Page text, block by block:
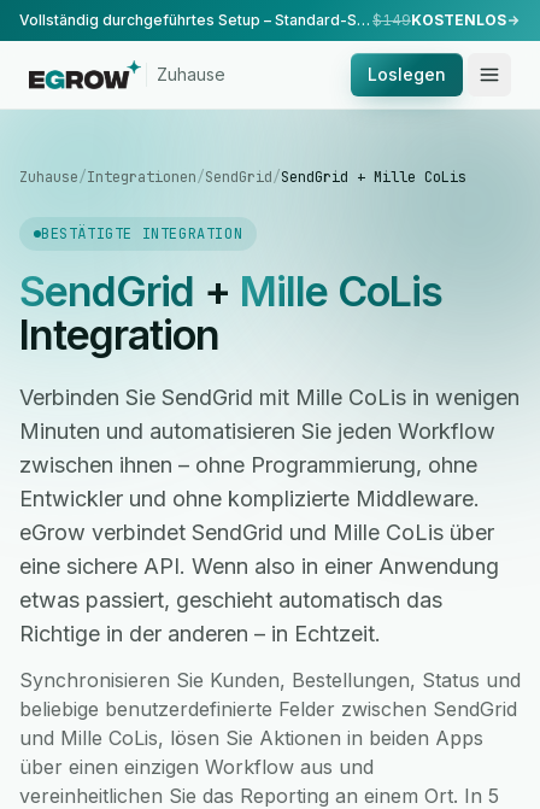
Vollständig durchgeführtes Setup – Standard-Setup, durchgeführt von unserem Team. $149KOSTENLOS
Zuhause Loslegen
Zuhause/Integrationen/SendGrid/SendGrid + Mille CoLis
BESTÄTIGTE INTEGRATION
SendGrid + Mille CoLis
Integration
Verbinden Sie SendGrid mit Mille CoLis in wenigen
Minuten und automatisieren Sie jeden Workflow
zwischen ihnen – ohne Programmierung, ohne
Entwickler und ohne komplizierte Middleware.
eGrow verbindet SendGrid und Mille CoLis über
eine sichere API. Wenn also in einer Anwendung
etwas passiert, geschieht automatisch das
Richtige in der anderen – in Echtzeit.
Synchronisieren Sie Kunden, Bestellungen, Status und
beliebige benutzerdefinierte Felder zwischen SendGrid
und Mille CoLis, lösen Sie Aktionen in beiden Apps
über einen einzigen Workflow aus und
vereinheitlichen Sie das Reporting an einem Ort. In 5